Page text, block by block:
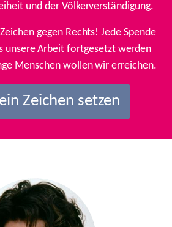
und der Völkerverständigung.
gegen Rechts! Jede Spende
unsere Arbeit fortgesetzt werden
Menschen wollen wir erreichen.
Zeichen setzen